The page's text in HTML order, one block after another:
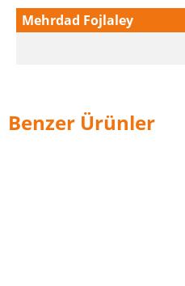
Mehrdad Fojlaley
Benzer Ürünler